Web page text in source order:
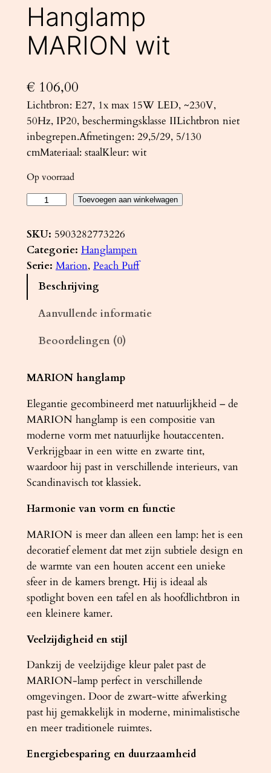
Hanglamp
MARION wit
€ 106,00
Lichtbron: E27, 1x max 15W LED, ~230V,
50Hz, IP20, beschermingsklasse IILichtbron niet
inbegrepen.Afmetingen: 29,5/29, 5/130
cmMateriaal: staalKleur: wit
Op voorraad
n
g
l
I
N
w
i
t
a
a
t
a
l
Toevoegen aan winkelwagen
SKU: 5903282773226
Categorie: Hanglampen
Serie: Marion, Peach Puff
Beschrijving
Aanvullende informatie
Beoordelingen (0)
MARION hanglamp
Elegantie gecombineerd met natuurlijkheid – de
MARION hanglamp is een compositie van
moderne vorm met natuurlijke houtaccenten.
Verkrijgbaar in een witte en zwarte tint,
waardoor hij past in verschillende interieurs, van
Scandinavisch tot klassiek.
Harmonie van vorm en functie
MARION is meer dan alleen een lamp: het is een
decoratief element dat met zijn subtiele design en
de warmte van een houten accent een unieke
sfeer in de kamers brengt. Hij is ideaal als
spotlight boven een tafel en als hoofdlichtbron in
een kleinere kamer.
Veelzijdigheid en stijl
Dankzij de veelzijdige kleur palet past de
MARION-lamp perfect in verschillende
omgevingen. Door de zwart-witte afwerking
past hij gemakkelijk in moderne, minimalistische
en meer traditionele ruimtes.
Energiebesparing en duurzaamheid